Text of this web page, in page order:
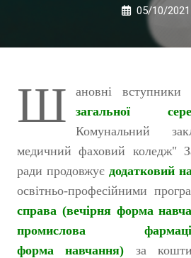
05/10/2021
Ш ановні вступники
загальної
Комунальний
медичний фаховий коледж"
ради продовжує додатковий
освітньо-професійними
справа (вечірня форма
промислова
форма навчання) за